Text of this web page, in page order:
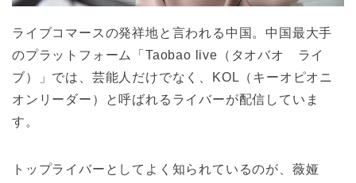
ライブコマースの発祥地と言われる中国。中国最大手
のプラットフォーム「Taobao live（タオバオ ライ
ブ）」では、芸能人だけでなく、KOL（キーオピオニ
オンリーダー）と呼ばれるライバーが配信していま
す。
トップライバーとしてよく知られているのが、薇娅